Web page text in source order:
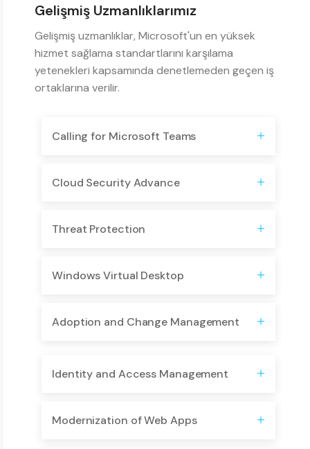
Gelişmiş Uzmanlıklarımız
Gelişmiş uzmanlıklar, Microsoft'un en yüksek
hizmet sağlama standartlarını karşılama
yetenekleri kapsamında denetlemeden geçen iş
ortaklarına verilir.
Calling for Microsoft Teams
Cloud Security Advance
Threat Protection
​Windows Virtual Desktop
Adoption and Change Management
Identity and Access Management
Modernization of Web Apps